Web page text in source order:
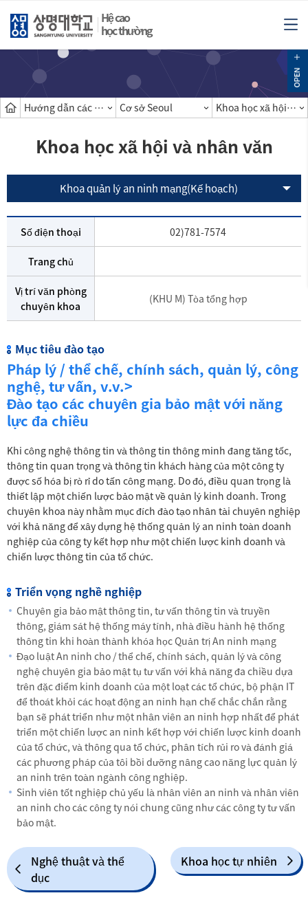
Hệ cao
học thường
Hướng dẫn các khoa Cơ sở Seoul Khoa học xã hội và nhân văn
Khoa học xã hội và nhân văn
Khoa quản lý an ninh mạng(Kế hoạch)
Số điện thoại 02)781-7574
Trang chủ
Vị trí văn phòng
chuyên khoa
(KHU M) Tòa tổng hợp
Mục tiêu đào tạo
Pháp lý / thể chế, chính sách, quản lý, công
nghệ, tư vấn, v.v.>
Đào tạo các chuyên gia bảo mật với năng
lực đa chiều
Khi công nghệ thông tin và thông tin thông minh đang tăng tốc,
thông tin quan trọng và thông tin khách hàng của một công ty
được số hóa bị rò rỉ do tấn công mạng. Do đó, điều quan trọng là
thiết lập một chiến lược bảo mật về quản lý kinh doanh. Trong
chuyên khoa này nhằm mục đích đào tạo nhân tài chuyên nghiệp
với khả năng để xây dựng hệ thống quản lý an ninh toàn doanh
nghiệp của công ty kết hợp như một chiến lược kinh doanh và
chiến lược thông tin của tổ chức.
Triển vọng nghề nghiệp
Chuyên gia bảo mật thông tin, tư vấn thông tin và truyền
thông, giám sát hệ thống máy tính, nhà điều hành hệ thống
thông tin khi hoàn thành khóa học Quản trị An ninh mạng
Đạo luật An ninh cho / thể chế, chính sách, quản lý và công
nghệ chuyên gia bảo mật tụ tư vấn với khả năng đa chiều dựa
trên đặc điểm kinh doanh của một loạt các tổ chức, bộ phận IT
để thoát khỏi các hoạt động an ninh hạn chế chắc chắn rằng
bạn sẽ phát triển như một nhân viên an ninh hợp nhất để phát
triển một chiến lược an ninh kết hợp với chiến lược kinh doanh
của tổ chức, và thông qua tổ chức, phân tích rủi ro và đánh giá
các phương pháp của tôi bồi dưỡng nâng cao năng lực quản lý
an ninh trên toàn ngành công nghiệp.
Sinh viên tốt nghiệp chủ yếu là nhân viên an ninh và nhân viên
an ninh cho các công ty nói chung cũng như các công ty tư vấn
bảo mật.
Nghệ thuật và thể
dục
Khoa học tự nhiên